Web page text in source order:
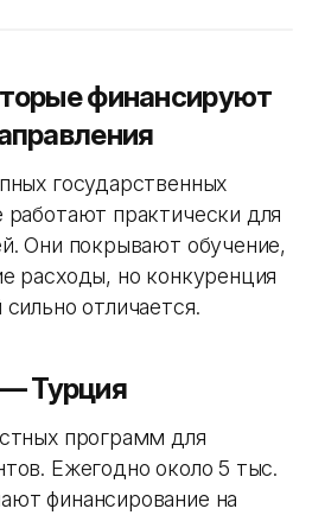
финансируют
государственных
практически для
Они покрывают обучение,
расходы, но конкуренция
отличается.
— Турция
программ для
Ежегодно около 5 тыс.
финансирование на